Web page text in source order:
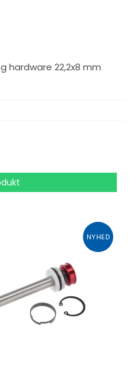
hardware 22,2x8 mm
NYHED